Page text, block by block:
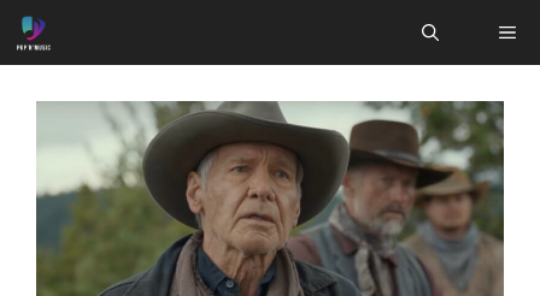
Aller
au